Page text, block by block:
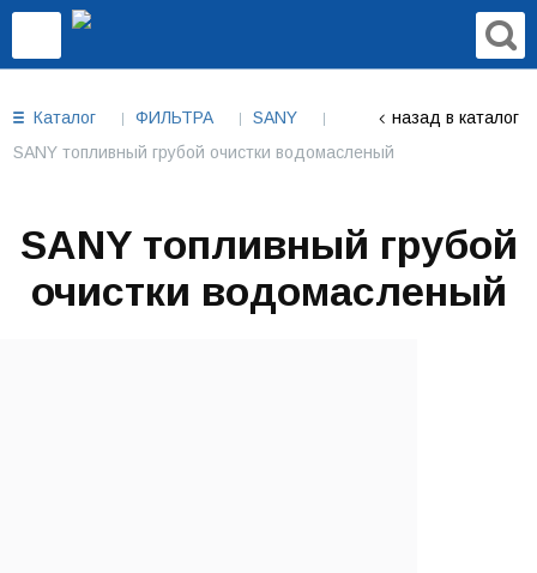
Каталог ФИЛЬТРА
SANY
SANY топливный грубой очистки водомасленый
назад в каталог
SANY топливный грубой
очистки водомасленый